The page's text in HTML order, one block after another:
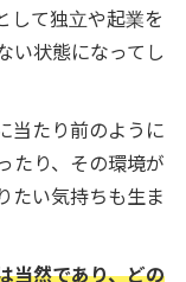
して独立や起業を
い状態になってし
当たり前のように
たり、その環境が
たい気持ちも生ま
当然であり、どの